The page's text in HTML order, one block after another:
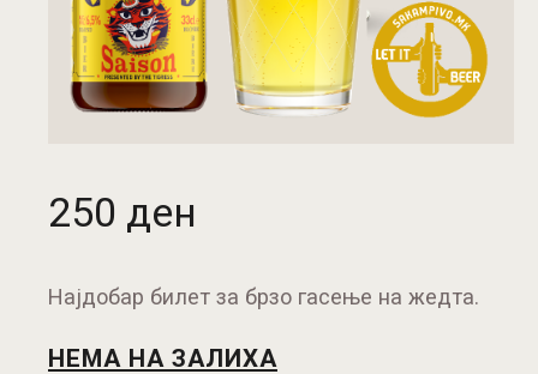
250 ден
Најдобар билет за брзо гасење на жедта.
НЕМА НА ЗАЛИХА